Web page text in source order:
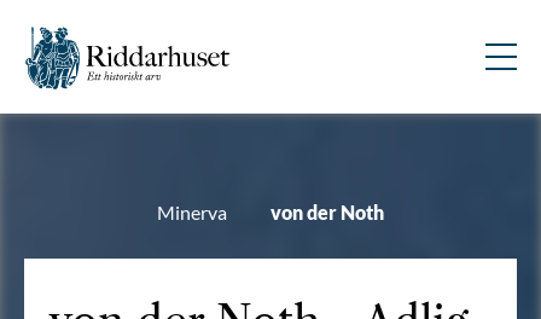
Minerva von der Noth